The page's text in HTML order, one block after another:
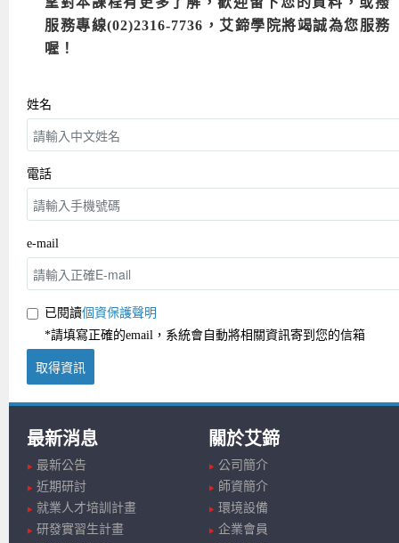
服務專線(02)2316-7736，艾鍗學院將竭誠為您服務
喔！
姓名
電話
e-mail
已閱讀個資保護聲明
*請填寫正確的email，系統會自動將相關資訊寄到您的信箱
取得資訊
最新消息
最新公告
近期研討
就業人才培訓計畫
研發實習生計畫
關於艾鍗
公司簡介
師資簡介
環境設備
企業會員